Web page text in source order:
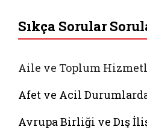
Sıkça Sorular
Aile ve Toplum
Afet ve Acil
Avrupa Birliği ve Dış